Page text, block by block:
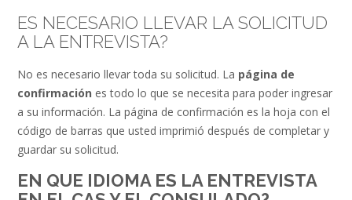
ES NECESARIO LLEVAR LA SOLICITUD
A LA ENTREVISTA?
No es necesario llevar toda su solicitud. La página de
confirmación es todo lo que se necesita para poder ingresar
a su información. La página de confirmación es la hoja con el
código de barras que usted imprimió después de completar y
guardar su solicitud.
EN QUE IDIOMA ES LA ENTREVISTA